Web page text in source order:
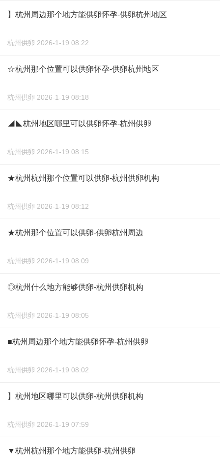
】杭州周边那个地方能供卵怀孕-供卵杭州地区
杭州供卵 2026-1-19 08:22
☆杭州那个位置可以供卵怀孕-供卵杭州地区
杭州供卵 2026-1-19 08:18
◢◣杭州地区哪里可以供卵怀孕-杭州供卵
杭州供卵 2026-1-19 08:15
★杭州杭州那个位置可以供卵-杭州供卵机构
杭州供卵 2026-1-19 08:12
★杭州那个位置可以供卵-供卵杭州周边
杭州供卵 2026-1-19 08:09
◎杭州什么地方能够供卵-杭州供卵机构
杭州供卵 2026-1-19 08:05
■杭州周边那个地方能供卵怀孕-杭州供卵
杭州供卵 2026-1-19 08:02
】杭州地区哪里可以供卵-杭州供卵机构
杭州供卵 2026-1-19 07:59
▼杭州杭州那个地方能供卵-杭州供卵